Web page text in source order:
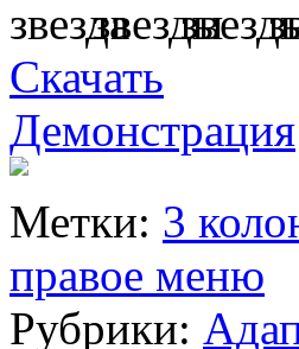
Скачать
Демонстрация
Метки: 3
правое меню
Рубрики: